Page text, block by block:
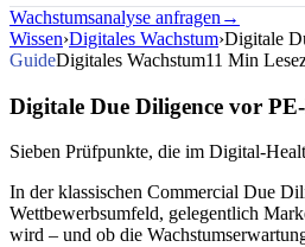
Wachstumsanalyse anfragen →
Wissen›Digitales Wachstum›Digitale
GuideDigitales Wachstum11 Min
Digitale Due Diligence vor
Sieben Prüfpunkte, die im Digital-
In der klassischen Commercial Due
Wettbewerbsumfeld, gelegentlich
wird – und ob die